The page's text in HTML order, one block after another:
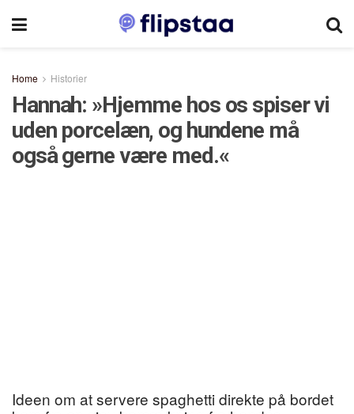
Home Historier
Hannah: »Hjemme hos os spiser vi
uden porcelæn, og hundene må
også gerne være med.«
Ideen om at servere spaghetti direkte på bordet